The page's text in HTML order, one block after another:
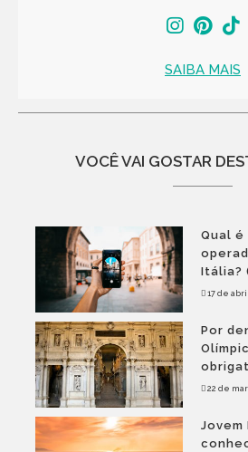
SAIBA MAIS
VOCÊ VAI GOSTAR
Qual é
Itália?
17 de
Por
22 de
Jovem